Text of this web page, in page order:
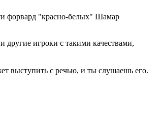
форвард "красно-белых" Шамар
игроки с такими качествами,
выступить с речью, и ты слушаешь его.